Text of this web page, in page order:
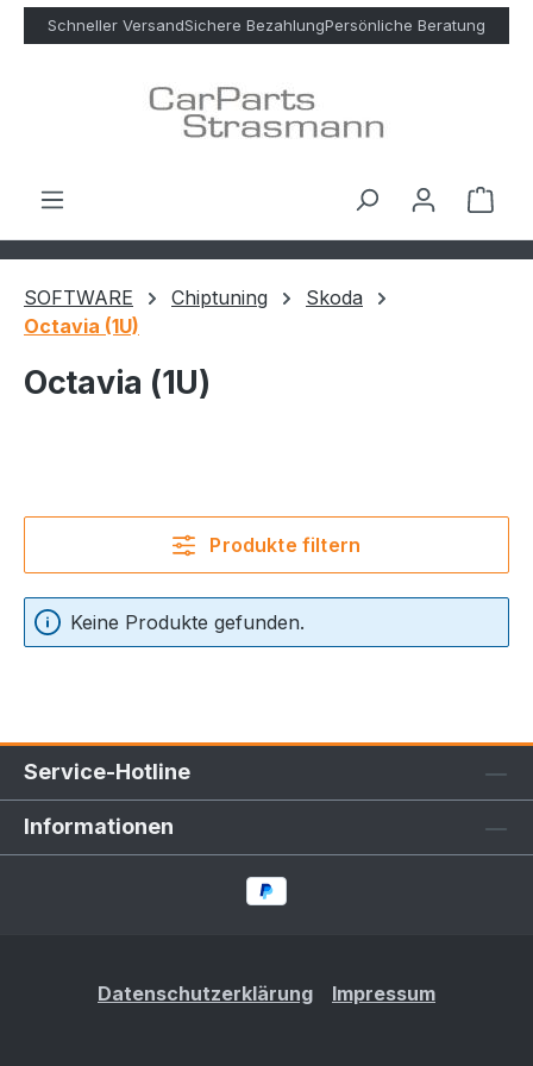
Zum Hauptinhalt springen
Schneller VersandSichere BezahlungPersönliche Beratung
SOFTWARE Chiptuning
Skoda
Octavia (1U)
Octavia (1U)
Produkte filtern
Keine Produkte gefunden.
Service-Hotline
Informationen
Datenschutzerklärung Impressum